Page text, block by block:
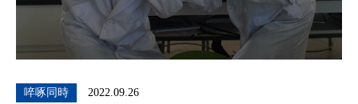
啐啄同時 2022.09.26